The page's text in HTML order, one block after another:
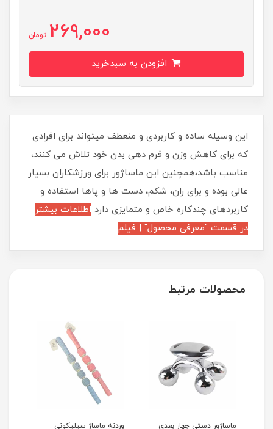
269,000 تومان
این وسیله ساده و کاربردی و منعطف میتواند برای افرادی
که برای کاهش وزن و فرم دهی بدن خود تلاش می کنند،
مناسب باشد،همچنین این ماساژور برای ورزشکاران بسیار
عالی بوده و برای ران، شکم، دست ها و پاها استفاده و
کاربردهای چندکاره خاص و متمایزی دارد اطلاعات بیشتر
در قسمت "معرفی محصول" | فیلم
محصولات مرتبط
ماساژور دستی چهار بعدی
وردنه ماساژ سیلیکونی